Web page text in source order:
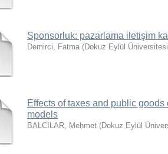
Sponsorluk: pazarlama iletişim
Demirci, Fatma (Dokuz Eylül
Effects of taxes and public
models
BALCILAR, Mehmet (Dokuz Eylül